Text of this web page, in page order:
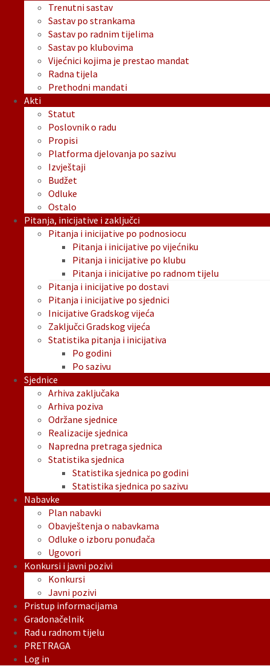
Trenutni sastav
Sastav po strankama
Sastav po radnim tijelima
Sastav po klubovima
Vijećnici kojima je prestao mandat
Radna tijela
Prethodni mandati
Akti
Statut
Poslovnik o radu
Propisi
Platforma djelovanja po sazivu
Izvještaji
Budžet
Odluke
Ostalo
Pitanja, inicijative i zaključci
Pitanja i inicijative po podnosiocu
Pitanja i inicijative po vijećniku
Pitanja i inicijative po klubu
Pitanja i inicijative po radnom tijelu
Pitanja i inicijative po dostavi
Pitanja i inicijative po sjednici
Inicijative Gradskog vijeća
Zaključci Gradskog vijeća
Statistika pitanja i inicijativa
Po godini
Po sazivu
Sjednice
Arhiva zaključaka
Arhiva poziva
Održane sjednice
Realizacije sjednica
Napredna pretraga sjednica
Statistika sjednica
Statistika sjednica po godini
Statistika sjednica po sazivu
Nabavke
Plan nabavki
Obavještenja o nabavkama
Odluke o izboru ponuđača
Ugovori
Konkursi i javni pozivi
Konkursi
Javni pozivi
Pristup informacijama
Gradonačelnik
Rad u radnom tijelu
PRETRAGA
Log in